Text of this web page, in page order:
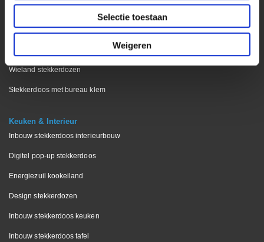
Selectie toestaan
Weigeren
Stekkerdoos vergadertafels
Wieland stekkerdozen
Stekkerdoos met bureau klem
Keuken & Interieur
Inbouw stekkerdoos interieurbouw
Digitel pop-up stekkerdoos
Energiezuil kookeiland
Design stekkerdozen
Inbouw stekkerdoos keuken
Inbouw stekkerdoos tafel